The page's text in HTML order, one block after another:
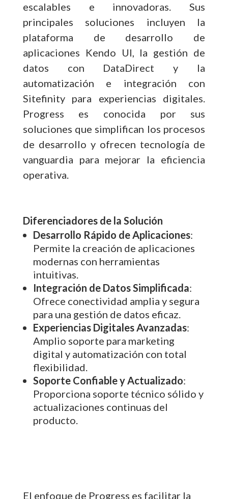
escalables e innovadoras. Sus
principales soluciones incluyen la
plataforma de desarrollo de
aplicaciones Kendo UI, la gestión de
datos con DataDirect y la
automatización e integración con
Sitefinity para experiencias digitales.
Progress es conocida por sus
soluciones que simplifican los procesos
de desarrollo y ofrecen tecnología de
vanguardia para mejorar la eficiencia
operativa.
Diferenciadores de la Solución
Desarrollo Rápido de Aplicaciones:
Permite la creación de aplicaciones
modernas con herramientas
intuitivas.
Integración de Datos Simplificada:
Ofrece conectividad amplia y segura
para una gestión de datos eficaz.
Experiencias Digitales Avanzadas:
Amplio soporte para marketing
digital y automatización con total
flexibilidad.
Soporte Confiable y Actualizado:
Proporciona soporte técnico sólido y
actualizaciones continuas del
producto.
El enfoque de Progress es facilitar la